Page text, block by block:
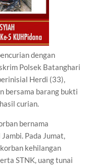
dengan
Polsek Batanghari
Herdi (33),
bersama barang bukti
curian.
bernama
Pada Jumat,
kehilangan
STNK, uang tunai